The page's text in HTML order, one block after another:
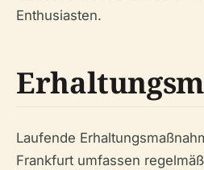
Enthusiasten.
Laufende
Frankfurt umfassen